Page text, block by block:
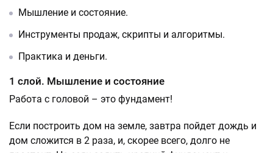
Мышление и состояние.
Инструменты продаж, скрипты и алгоритмы.
Практика и деньги.
1 слой. Мышление и состояние
Работа с головой – это фундамент!
Если построить дом на земле, завтра пойдет дождь и
дом сложится в 2 раза, и, скорее всего, долго не